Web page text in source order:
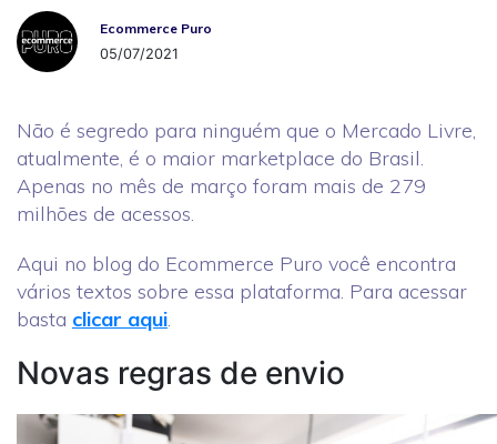
Ecommerce Puro
Ecommerce Puro
05/07/2021
Não é segredo para ninguém que o Mercado Livre,
atualmente, é o maior marketplace do Brasil.
Apenas no mês de março foram mais de 279
milhões de acessos.
Aqui no blog do Ecommerce Puro você encontra
vários textos sobre essa plataforma. Para acessar
basta clicar aqui.
Novas regras de envio